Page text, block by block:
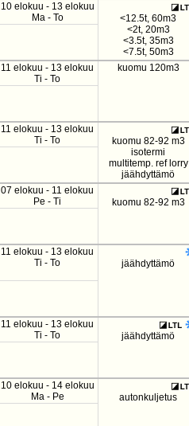
10 elokuu - 13 elokuu
Ma - To
<12.5t, 60m3
<2t, 20m3
<3.5t, 35m3
<7.5t, 50m3
11 elokuu - 13 elokuu
Ti - To
kuomu 120m3
11 elokuu - 13 elokuu
Ti - To
kuomu 82-92 m3
isotermi
multitemp. ref lorry
jäähdyttämö
07 elokuu - 11 elokuu
Pe - Ti
kuomu 82-92 m3
11 elokuu - 13 elokuu
Ti - To
jäähdyttämö
11 elokuu - 13 elokuu
Ti - To
jäähdyttämö
10 elokuu - 14 elokuu
Ma - Pe
autonkuljetus